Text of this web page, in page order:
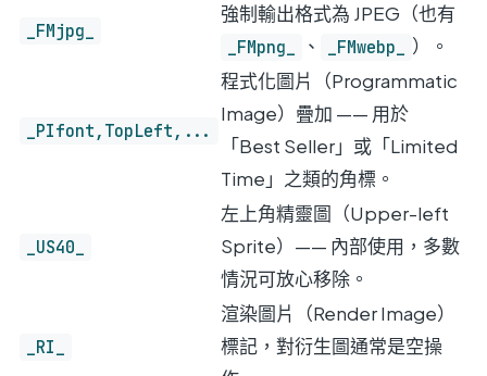
_FMjpg_
強制輸出格式為 JPEG（也有
_FMpng_ 、 _FMwebp_ ）。
_PIfont,TopLeft,...
程式化圖片（Programmatic
Image）疊加 —— 用於
「Best Seller」或「Limited
Time」之類的角標。
_US40_
左上角精靈圖（Upper-left
Sprite）—— 內部使用，多數
情況可放心移除。
_RI_
渲染圖片（Render Image）
標記，對衍生圖通常是空操